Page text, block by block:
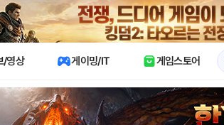
X
/영상 게이밍/IT 게임스토어